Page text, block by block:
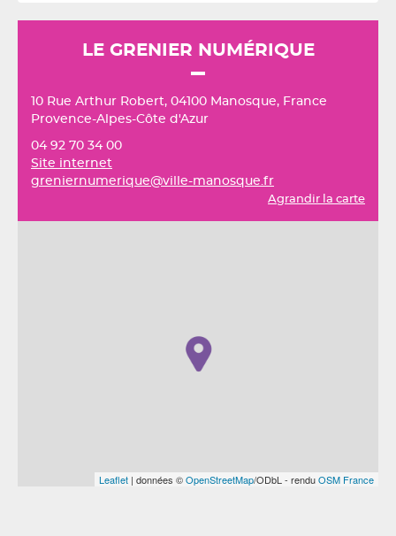
LE GRENIER NUMÉRIQUE
10 Rue Arthur Robert, 04100 Manosque, France
Provence-Alpes-Côte d'Azur
04 92 70 34 00
Site internet
greniernumerique@ville-manosque.fr
Agrandir la carte
Leaflet | données ©OpenStreetMap/ODbL - renduOSM France